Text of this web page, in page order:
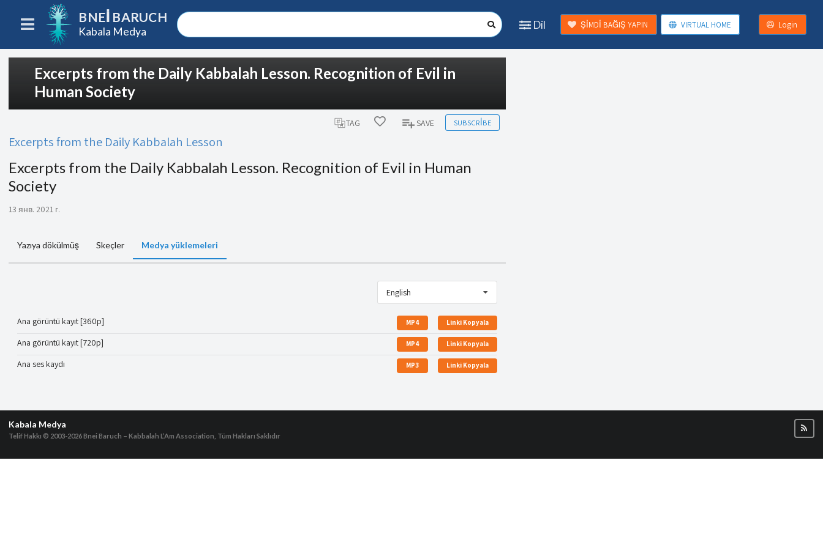
BNEI BARUCH
Kabala Medya
Dil ŞİMDİ BAĞIŞ YAPIN VIRTUAL HOME Login
Excerpts from the Daily Kabbalah Lesson. Recognition of Evil in
Human Society
TAG SAVE SUBSCRIBE
Excerpts from the Daily Kabbalah Lesson
Excerpts from the Daily Kabbalah Lesson. Recognition of Evil in Human
Society
13 янв. 2021 г.
Yazıya dökülmüş Skeçler Medya yüklemeleri
English
Ana görüntü kayıt [360p] MP4 Linki Kopyala
Ana görüntü kayıt [720p] MP4 Linki Kopyala
Ana ses kaydı MP3 Linki Kopyala
Kabala Medya
Telif Hakkı © 2003-2026Bnei Baruch – Kabbalah L’Am Association, Tüm Hakları Saklıdır